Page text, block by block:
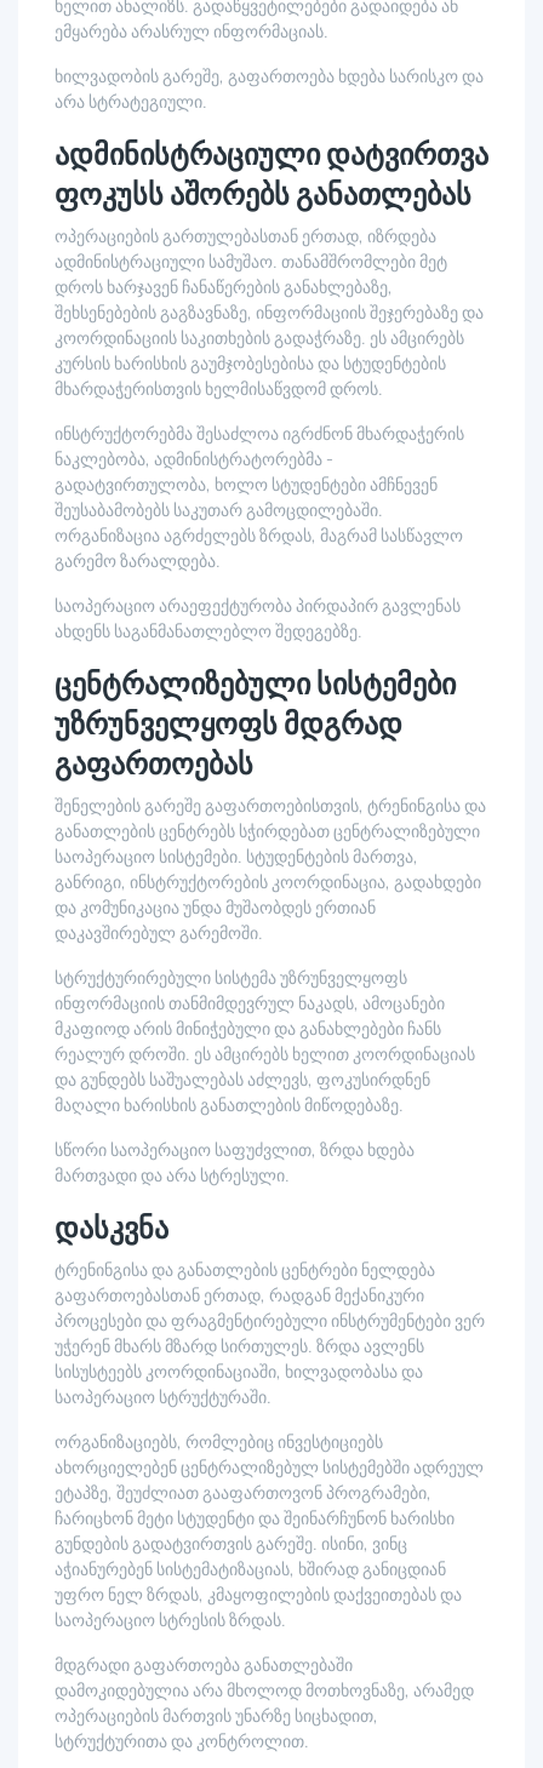
ხელით ანალიზს. გადაწყვეტილებები გადაიდება ან
ემყარება არასრულ ინფორმაციას.
ხილვადობის გარეშე, გაფართოება ხდება სარისკო და
არა სტრატეგიული.
ადმინისტრაციული დატვირთვა
ფოკუსს აშორებს განათლებას
ოპერაციების გართულებასთან ერთად, იზრდება
ადმინისტრაციული სამუშაო. თანამშრომლები მეტ
დროს ხარჯავენ ჩანაწერების განახლებაზე,
შეხსენებების გაგზავნაზე, ინფორმაციის შეჯერებაზე და
კოორდინაციის საკითხების გადაჭრაზე. ეს ამცირებს
კურსის ხარისხის გაუმჯობესებისა და სტუდენტების
მხარდაჭერისთვის ხელმისაწვდომ დროს.
ინსტრუქტორებმა შესაძლოა იგრძნონ მხარდაჭერის
ნაკლებობა, ადმინისტრატორებმა -
გადატვირთულობა, ხოლო სტუდენტები ამჩნევენ
შეუსაბამობებს საკუთარ გამოცდილებაში.
ორგანიზაცია აგრძელებს ზრდას, მაგრამ სასწავლო
გარემო ზარალდება.
საოპერაციო არაეფექტურობა პირდაპირ გავლენას
ახდენს საგანმანათლებლო შედეგებზე.
ცენტრალიზებული სისტემები
უზრუნველყოფს მდგრად
გაფართოებას
შენელების გარეშე გაფართოებისთვის, ტრენინგისა და
განათლების ცენტრებს სჭირდებათ ცენტრალიზებული
საოპერაციო სისტემები. სტუდენტების მართვა,
განრიგი, ინსტრუქტორების კოორდინაცია, გადახდები
და კომუნიკაცია უნდა მუშაობდეს ერთიან
დაკავშირებულ გარემოში.
სტრუქტურირებული სისტემა უზრუნველყოფს
ინფორმაციის თანმიმდევრულ ნაკადს, ამოცანები
მკაფიოდ არის მინიჭებული და განახლებები ჩანს
რეალურ დროში. ეს ამცირებს ხელით კოორდინაციას
და გუნდებს საშუალებას აძლევს, ფოკუსირდნენ
მაღალი ხარისხის განათლების მიწოდებაზე.
სწორი საოპერაციო საფუძვლით, ზრდა ხდება
მართვადი და არა სტრესული.
დასკვნა
ტრენინგისა და განათლების ცენტრები ნელდება
გაფართოებასთან ერთად, რადგან მექანიკური
პროცესები და ფრაგმენტირებული ინსტრუმენტები ვერ
უჭერენ მხარს მზარდ სირთულეს. ზრდა ავლენს
სისუსტეებს კოორდინაციაში, ხილვადობასა და
საოპერაციო სტრუქტურაში.
ორგანიზაციებს, რომლებიც ინვესტიციებს
ახორციელებენ ცენტრალიზებულ სისტემებში ადრეულ
ეტაპზე, შეუძლიათ გააფართოვონ პროგრამები,
ჩარიცხონ მეტი სტუდენტი და შეინარჩუნონ ხარისხი
გუნდების გადატვირთვის გარეშე. ისინი, ვინც
აჭიანურებენ სისტემატიზაციას, ხშირად განიცდიან
უფრო ნელ ზრდას, კმაყოფილების დაქვეითებას და
საოპერაციო სტრესის ზრდას.
მდგრადი გაფართოება განათლებაში
დამოკიდებულია არა მხოლოდ მოთხოვნაზე, არამედ
ოპერაციების მართვის უნარზე სიცხადით,
სტრუქტურითა და კონტროლით.